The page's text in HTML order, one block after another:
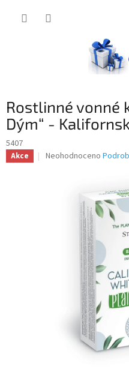
Rostlinné vonné
Dým“ -
5407
Akce
Průměrné
hvězdiček.
Neohodnoceno